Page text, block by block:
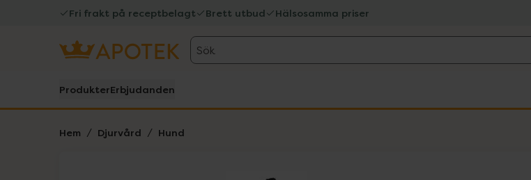
Fri frakt på receptbelagt Brett utbud Hälsosamma priser
Sök
ProdukterErbjudanden
Hem Djurvård Hund